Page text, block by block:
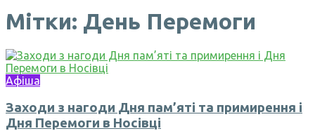
Мітки: День Перемоги
Афіша
Заходи з нагоди Дня пам’яті та примирення і
Дня Перемоги в Носівці